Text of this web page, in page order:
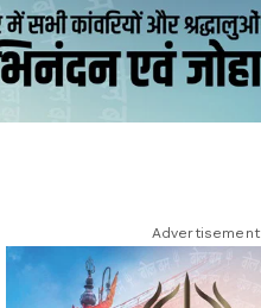
Advertisement